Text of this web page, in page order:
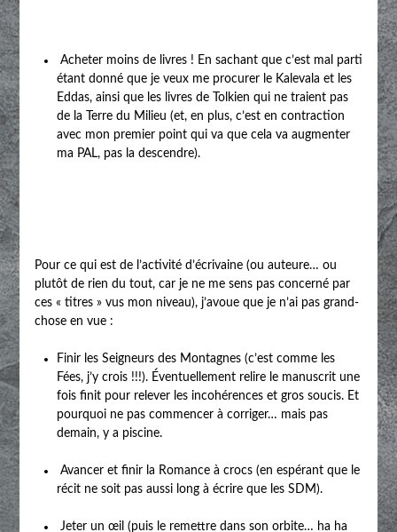
Acheter moins de livres ! En sachant que c’est mal parti
étant donné que je veux me procurer le Kalevala et les
Eddas, ainsi que les livres de Tolkien qui ne traient pas
de la Terre du Milieu (et, en plus, c’est en contraction
avec mon premier point qui va que cela va augmenter
ma PAL, pas la descendre).
Pour ce qui est de l’activité d’écrivaine (ou auteure… ou
plutôt de rien du tout, car je ne me sens pas concerné par
ces « titres » vus mon niveau), j’avoue que je n’ai pas grand-
chose en vue :
Finir les Seigneurs des Montagnes (c’est comme les
Fées, j’y crois !!!). Éventuellement relire le manuscrit une
fois finit pour relever les incohérences et gros soucis. Et
pourquoi ne pas commencer à corriger… mais pas
demain, y a piscine.
Avancer et finir la Romance à crocs (en espérant que le
récit ne soit pas aussi long à écrire que les SDM).
Jeter un œil (puis le remettre dans son orbite… ha ha